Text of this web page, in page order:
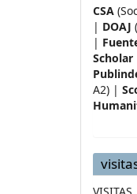
CSA
| DOAJ
|
Scholar
A2) |